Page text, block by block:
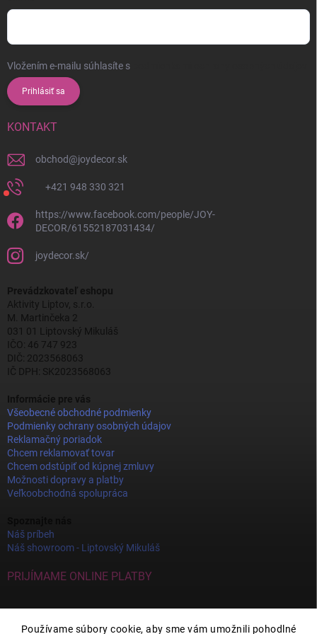
Používame súbory cookie, aby sme vám umožnili pohodlné
Vložením e-mailu súhlasíte s
Prihlásiť sa
KONTAKT
obchod@joydecor.sk
+421 948 330 321
https://www.facebook.com/people/JOY-
DECOR/61552187031434/
joydecor.sk/
Prevádzkovateľ eshopu
Aktivity Liptov, s.r.o.
M. Martinčeka 2
031 01 Liptovský Mikuláš
IČO: 46 747 923
DIČ: 2023568063
IČ DPH: SK2023568063
Informácie pre vás
Všeobecné obchodné podmienky
Podmienky ochrany osobných údajov
Reklamačný poriadok
Chcem reklamovať tovar
Chcem odstúpiť od kúpnej zmluvy
Možnosti dopravy a platby
Veľkoobchodná spolupráca
Náš príbeh
Náš showroom - Liptovský Mikuláš
PRIJÍMAME ONLINE PLATBY